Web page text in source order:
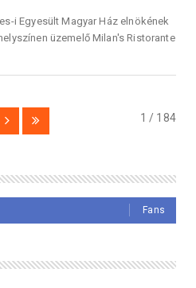
i Egyesült Magyar Ház elnökének
üzemelő Milan's Ristorante
1 / 184
Fans